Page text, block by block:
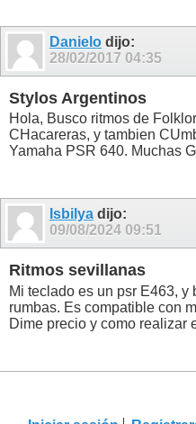
Danielo dijo:
28/02/2017 04:35
Stylos Argentinos
Hola, Busco ritmos de
CHacareras, y tambien
Yamaha PSR 640. Muchas
Isbilya dijo:
09/08/2024 09:51
Ritmos sevillanas
Mi teclado es un psr E463,
rumbas. Es compatible con
Dime precio y como realizar